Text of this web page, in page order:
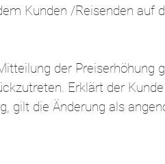
Kunden /Reisenden auf
der Preiserhöhung
Erklärt der
gilt die Änderung als